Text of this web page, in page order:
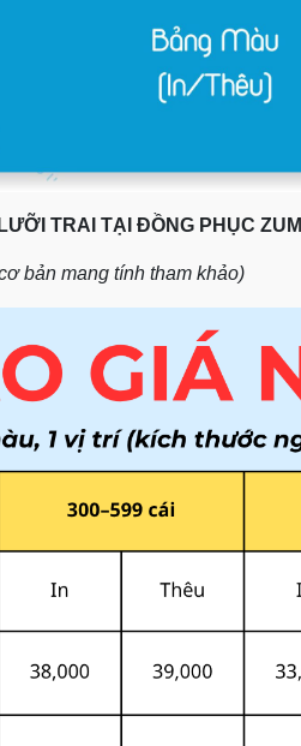
TRAI TẠI ĐỒNG PHỤC ZUMI
bản mang tính tham khảo)